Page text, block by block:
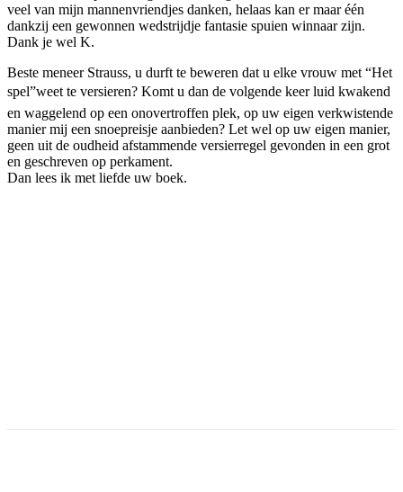
veel van mijn mannenvriendjes danken, helaas kan er maar één
dankzij een gewonnen wedstrijdje fantasie spuien winnaar zijn.
Dank je wel K.
Beste meneer Strauss, u durft te beweren dat u elke vrouw met “Het
spel”weet te versieren? Komt u dan de volgende keer luid kwakend
en waggelend op een onovertroffen plek, op uw eigen verkwistende
manier mij een snoepreisje aanbieden? Let wel op uw eigen manier,
geen uit de oudheid afstammende versierregel gevonden in een grot
en geschreven op perkament.
Dan lees ik met liefde uw boek.